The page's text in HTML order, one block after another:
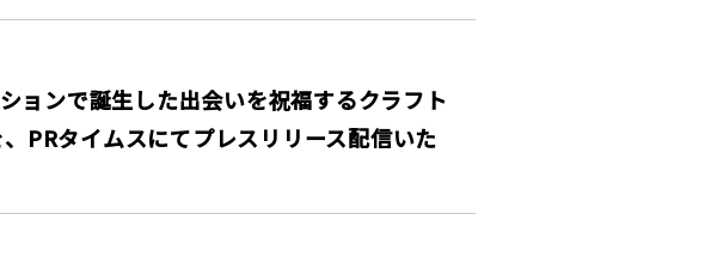
ョンで誕生した出会いを祝福するクラフト
PRタイムスにてプレスリリース配信いた